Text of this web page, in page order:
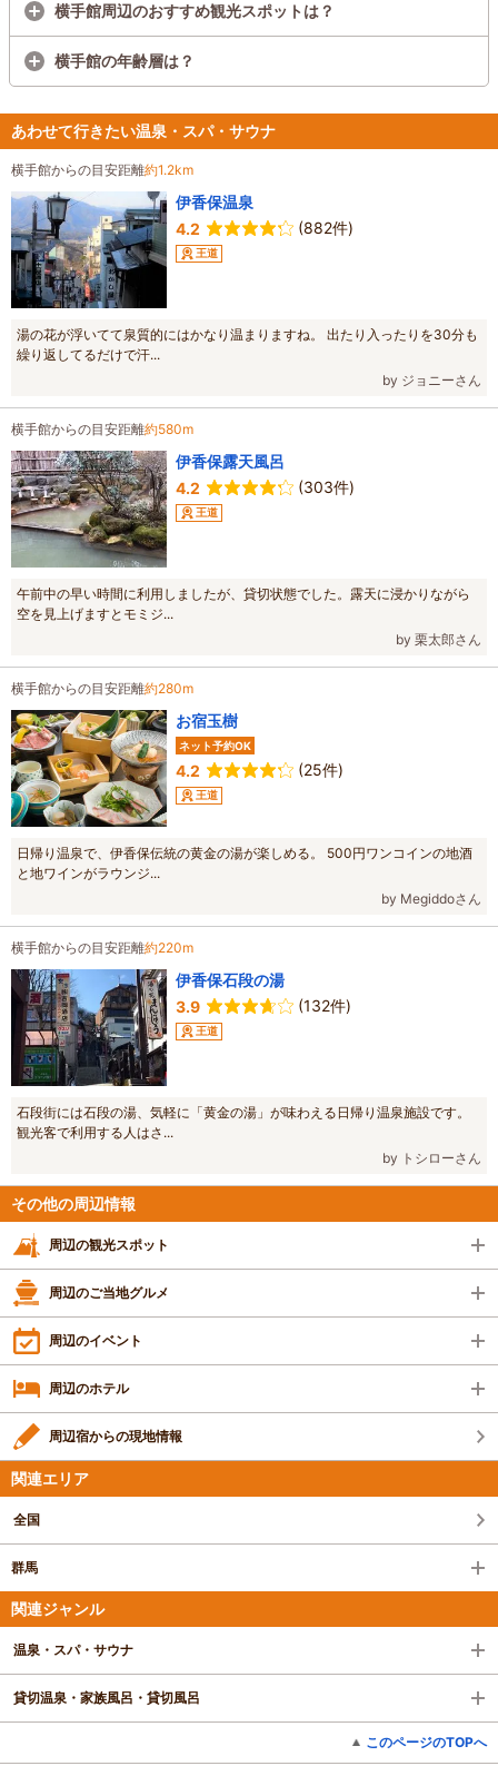
横手館周辺のおすすめ観光スポットは？
横手館の年齢層は？
あわせて行きたい温泉・スパ・サウナ
横手館からの目安距離約1.2km
伊香保温泉
4.2
(882件)
王道
湯の花が浮いてて泉質的にはかなり温まりますね。 出たり入ったりを30分も
繰り返してるだけで汗...
by ジョニーさん
横手館からの目安距離約580m
伊香保露天風呂
4.2
(303件)
王道
午前中の早い時間に利用しましたが、貸切状態でした。露天に浸かりながら
空を見上げますとモミジ...
by 栗太郎さん
横手館からの目安距離約280m
お宿玉樹
ネット予約OK
4.2 (25件)
王道
日帰り温泉で、伊香保伝統の黄金の湯が楽しめる。 500円ワンコインの地酒
と地ワインがラウンジ...
by Megiddoさん
横手館からの目安距離約220m
伊香保石段の湯
3.9
(132件)
王道
石段街には石段の湯、気軽に「黄金の湯」が味わえる日帰り温泉施設です。
観光客で利用する人はさ...
by トシローさん
その他の周辺情報
周辺の観光スポット
周辺のご当地グルメ
周辺のイベント
周辺のホテル
周辺宿からの現地情報
関連エリア
全国
群馬
関連ジャンル
温泉・スパ・サウナ
貸切温泉・家族風呂・貸切風呂
このページのTOPへ